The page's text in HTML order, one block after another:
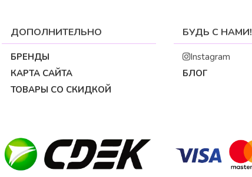
ДОПОЛНИТЕЛЬНО
БРЕНДЫ
КАРТА САЙТА
ТОВАРЫ СО СКИДКОЙ
БУДЬ С НАМИ!
Instagram
БЛОГ